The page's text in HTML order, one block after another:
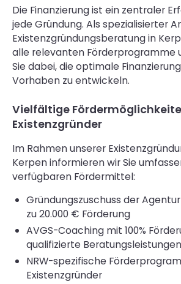
Die Finanzierung ist ein zentraler
jede Gründung. Als spezialisierter
Existenzgründungsberatung in
alle relevanten Förderprogramme
Sie dabei, die optimale
Vorhaben zu entwickeln.
Vielfältige
Existenzgründer
Im Rahmen unserer
Kerpen informieren wir Sie
verfügbaren Fördermittel:
Gründungszuschuss der
zu 20.000 € Förderung
AVGS-Coaching mit 100%
qualifizierte Beratungsleistungen
NRW-spezifische
Existenzgründer